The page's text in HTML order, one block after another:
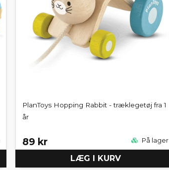
PlanToys Hopping Rabbit - træklegetøj fra 1
år
89 kr På lager
LÆG I KURV